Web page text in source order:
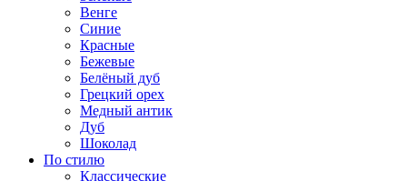
Венге
Синие
Красные
Бежевые
Белёный дуб
Грецкий орех
Медный антик
Дуб
Шоколад
По стилю
Классические